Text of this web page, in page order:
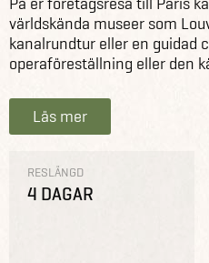
världskända museer som
kanalrundtur eller en guidad
operaföreställning eller den
Läs mer
RESLÄNGD
4 DAGAR